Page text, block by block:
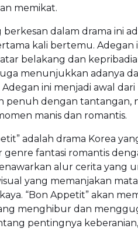
memikat.
dalam drama ini
kali bertemu. Adegan
belakang dan
menunjukkan adanya
ini menjadi awal dari
penuh dengan tantangan,
manis dan romantis.
adalah drama Korea
fantasi romantis
alur cerita yang
yang memanjakan
“Bon Appetit” akan
menghibur dan
pentingnya